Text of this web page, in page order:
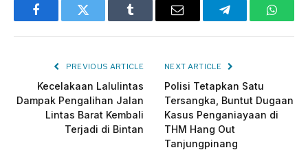
FacebookTwitter Tumblr Email Telegram
PREVIOUS ARTICLE
Kecelakaan Lalulintas
Dampak Pengalihan Jalan
Lintas Barat Kembali
Terjadi di Bintan
NEXT ARTICLE
Polisi Tetapkan Satu
Tersangka, Buntut Dugaan
Kasus Penganiayaan di
THM Hang Out
Tanjungpinang